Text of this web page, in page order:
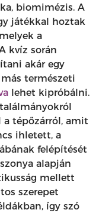
biomimézis. A
játékkal hoztak
a
kvíz során
akár egy
természeti
lehet kipróbálni.
a tépőzárról, amit
ihletett, a
felépítését
alapján
mellett
szerepet
így szó